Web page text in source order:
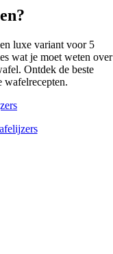
luxe variant voor 5
wat je moet weten over
Ontdek de beste